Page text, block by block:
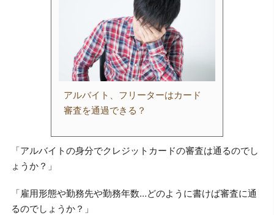
アルバイト、フリーターはカード
審査を通過できる？
「アルバイトの身分でクレジットカードの審査は通るのでし
ょうか？」
「雇用形態や勤務先や勤務年数…どのように書けば審査に通
るのでしょうか？」